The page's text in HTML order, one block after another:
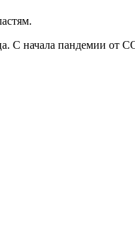
С начала пандемии от